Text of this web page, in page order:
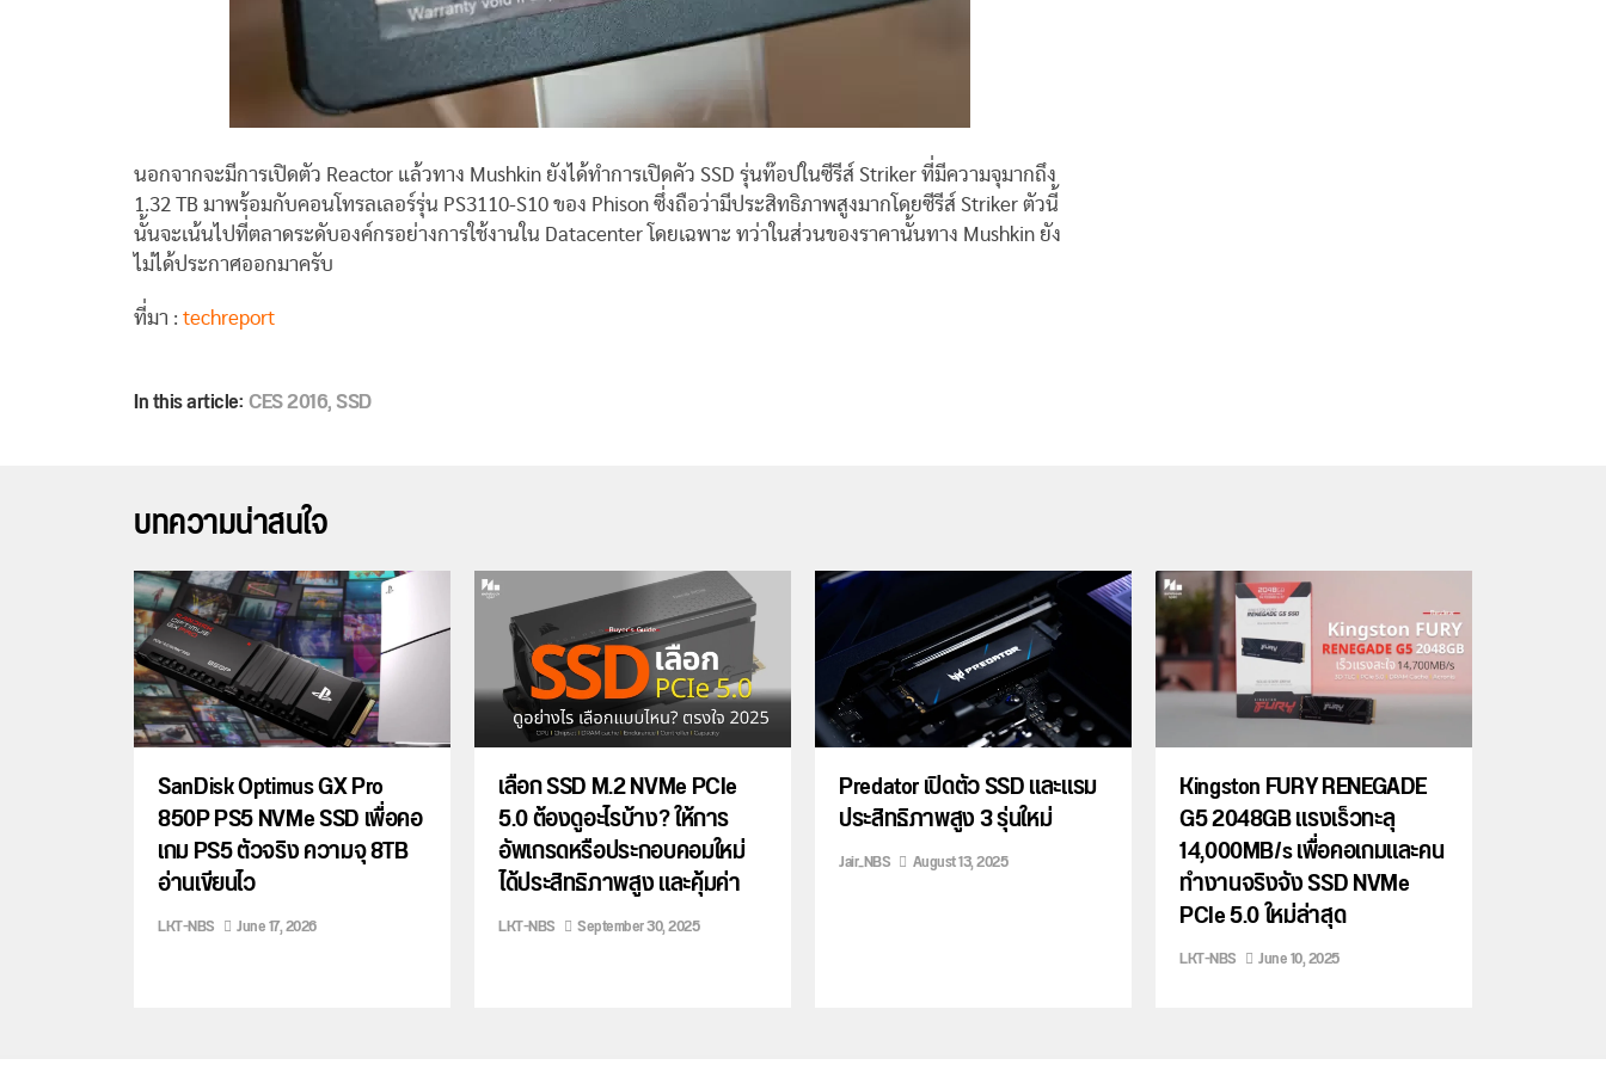
นอกจากจะมีการเปิดตัว Reactor แล้วทาง Mushkin ยังได้ทำการเปิดคัว SSD รุ่นท๊อปในซีรีส์ Striker ที่มีความจุมากถึง
1.32 TB มาพร้อมกับคอนโทรลเลอร์รุ่น PS3110-S10 ของ Phison ซึ่งถือว่ามีประสิทธิภาพสูงมากโดยซีรีส์ Striker ตัวนี้
นั้นจะเน้นไปที่ตลาดระดับองค์กรอย่างการใช้งานใน Datacenter โดยเฉพาะ ทว่าในส่วนของราคานั้นทาง Mushkin ยัง
ไม่ได้ประกาศออกมาครับ
ที่มา : techreport
In this article:CES 2016,SSD
บทความน่าสนใจ
SanDisk Optimus GX Pro
850P PS5 NVMe SSD เพื่อคอ
เกม PS5 ตัวจริง ความจุ 8TB
อ่านเขียนไว
LKT-NBS June 17, 2026
เลือก SSD M.2 NVMe PCIe
5.0 ต้องดูอะไรบ้าง? ให้การ
อัพเกรดหรือประกอบคอมใหม่
ได้ประสิทธิภาพสูง และคุ้มค่า
LKT-NBS September 30, 2025
Predator เปิดตัว SSD และแรม
ประสิทธิภาพสูง 3 รุ่นใหม่
Jair_NBS August 13, 2025
Kingston FURY RENEGADE
G5 2048GB แรงเร็วทะลุ
14,000MB/s เพื่อคอเกมและคน
ทำงานจริงจัง SSD NVMe
PCIe 5.0 ใหม่ล่าสุด
LKT-NBS June 10, 2025